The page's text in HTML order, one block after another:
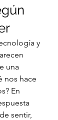
y
una
nos hace
En
sentir,